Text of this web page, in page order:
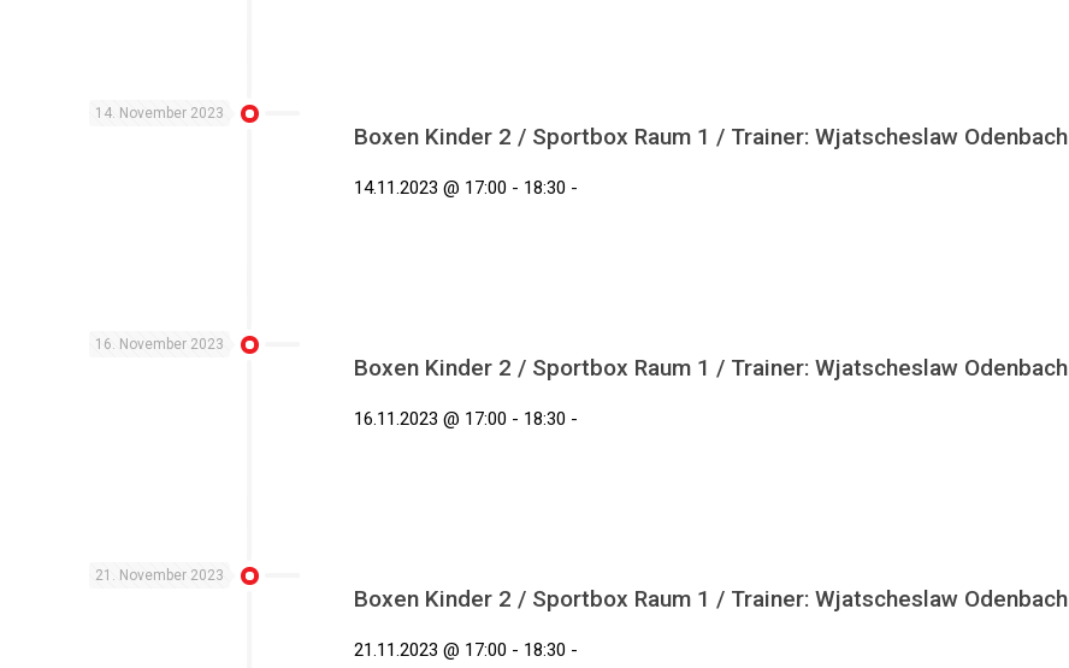
14. November 2023
Boxen Kinder 2 / Sportbox Raum 1 / Trainer: Wjatscheslaw Odenbach
14.11.2023 @ 17:00 - 18:30 -
16. November 2023
Boxen Kinder 2 / Sportbox Raum 1 / Trainer: Wjatscheslaw Odenbach
16.11.2023 @ 17:00 - 18:30 -
21. November 2023
Boxen Kinder 2 / Sportbox Raum 1 / Trainer: Wjatscheslaw Odenbach
21.11.2023 @ 17:00 - 18:30 -